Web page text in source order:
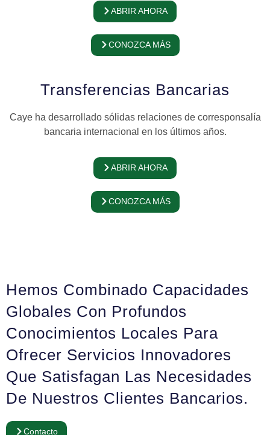
ABRIR AHORA
CONOZCA MÁS
Transferencias Bancarias
Caye ha desarrollado sólidas relaciones de corresponsalía
bancaria internacional en los últimos años.
ABRIR AHORA
CONOZCA MÁS
Hemos Combinado Capacidades
Globales Con Profundos
Conocimientos Locales Para
Ofrecer Servicios Innovadores
Que Satisfagan Las Necesidades
De Nuestros Clientes Bancarios.
Contacto